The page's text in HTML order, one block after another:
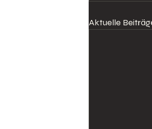
Aktuelle